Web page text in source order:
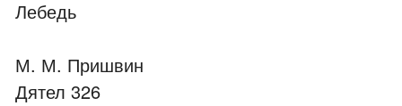
Лебедь
М. М. Пришвин
Дятел 326